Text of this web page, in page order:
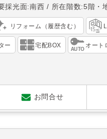
採光面:南西 所在階数:5階・
リフォーム（履歴含む）
ー 宅配BOX オート
お問合せ